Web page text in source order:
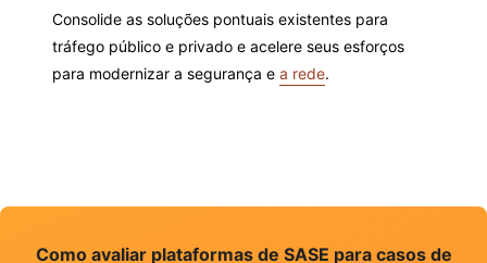
Consolide as soluções pontuais existentes para
tráfego público e privado e acelere seus esforços
para modernizar a segurança e a rede.
Como avaliar plataformas de SASE para casos de